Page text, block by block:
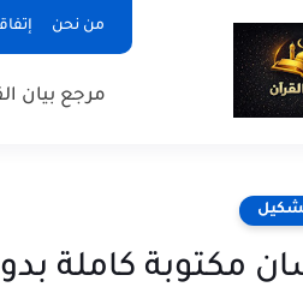
من نحن
مرجع بيان
مكتوبة كاملة